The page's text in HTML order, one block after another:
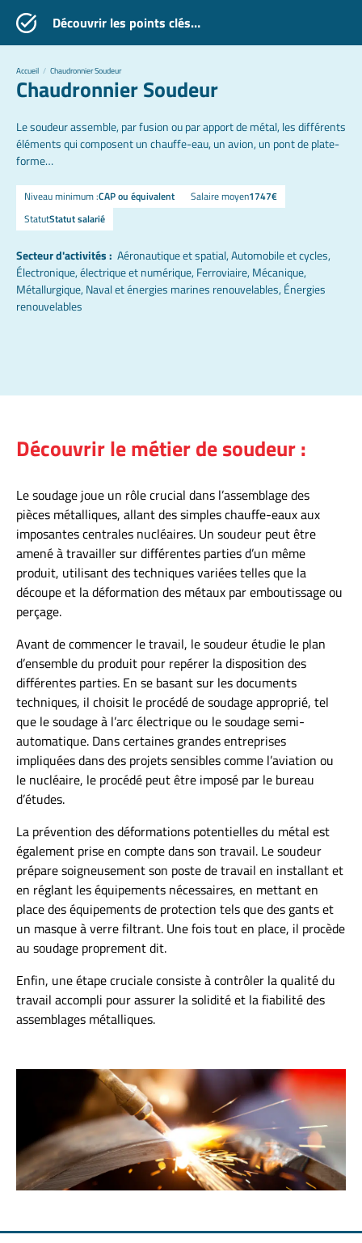
Découvrir les points clés…
Accueil / Chaudronnier Soudeur
Chaudronnier Soudeur
Le soudeur assemble, par fusion ou par apport de métal, les différents
éléments qui composent un chauffe-eau, un avion, un pont de plate-
forme…
Niveau minimum :CAP ou équivalent Salaire moyen1747€
StatutStatut salarié
Secteur d'activités : Aéronautique et spatial, Automobile et cycles,
Électronique, électrique et numérique, Ferroviaire, Mécanique,
Métallurgique, Naval et énergies marines renouvelables, Énergies
renouvelables
Découvrir le métier de soudeur :
Le soudage joue un rôle crucial dans l’assemblage des
pièces métalliques, allant des simples chauffe-eaux aux
imposantes centrales nucléaires. Un soudeur peut être
amené à travailler sur différentes parties d’un même
produit, utilisant des techniques variées telles que la
découpe et la déformation des métaux par emboutissage ou
perçage.
Avant de commencer le travail, le soudeur étudie le plan
d’ensemble du produit pour repérer la disposition des
différentes parties. En se basant sur les documents
techniques, il choisit le procédé de soudage approprié, tel
que le soudage à l’arc électrique ou le soudage semi-
automatique. Dans certaines grandes entreprises
impliquées dans des projets sensibles comme l’aviation ou
le nucléaire, le procédé peut être imposé par le bureau
d’études.
La prévention des déformations potentielles du métal est
également prise en compte dans son travail. Le soudeur
prépare soigneusement son poste de travail en installant et
en réglant les équipements nécessaires, en mettant en
place des équipements de protection tels que des gants et
un masque à verre filtrant. Une fois tout en place, il procède
au soudage proprement dit.
Enfin, une étape cruciale consiste à contrôler la qualité du
travail accompli pour assurer la solidité et la fiabilité des
assemblages métalliques.